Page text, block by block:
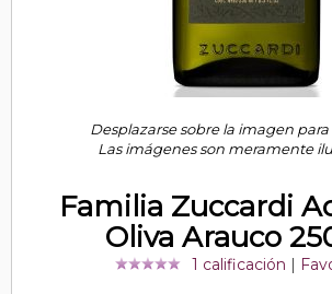
Desplazarse sobre la imagen
Las imágenes son meramente
Familia Zuccardi
Oliva Arauco
1 calificación